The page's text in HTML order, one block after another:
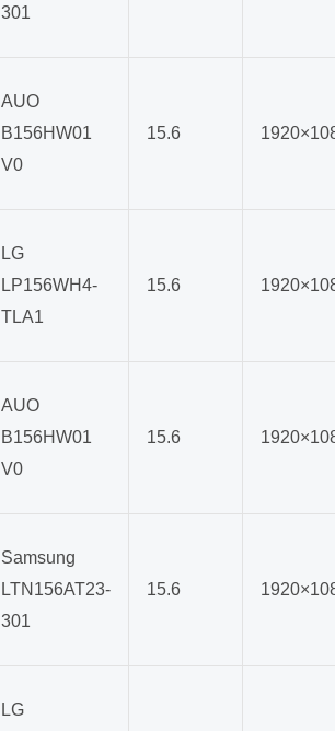
301
AUO
B156HW01
V0
15.6
LG
LP156WH4-
TLA1
15.6
AUO
B156HW01
V0
15.6
Samsung
LTN156AT23-
301
15.6
LG